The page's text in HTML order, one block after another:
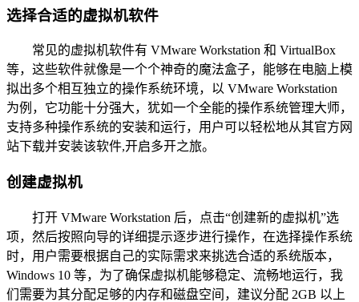
选择合适的虚拟机软件
常见的虚拟机软件有 VMware Workstation 和 VirtualBox
等，这些软件就像是一个个神奇的魔法盒子，能够在电脑上模
拟出多个相互独立的操作系统环境，以 VMware Workstation
为例，它功能十分强大，犹如一个全能的操作系统管理大师，
支持多种操作系统的安装和运行，用户可以轻松地从其官方网
站下载并安装该软件,开启多开之旅。
创建虚拟机
打开 VMware Workstation 后，点击“创建新的虚拟机”选
项，然后按照向导的详细提示逐步进行操作，在选择操作系统
时，用户需要根据自己的实际需求来挑选合适的系统版本，
Windows 10 等，为了确保虚拟机能够稳定、流畅地运行，我
们需要为其分配足够的内存和磁盘空间，建议分配 2GB 以上